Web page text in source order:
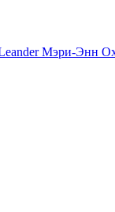
Мэри-Энн